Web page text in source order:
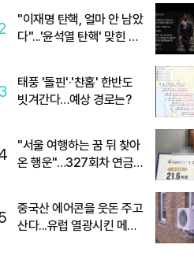
"이재명 탄핵, 얼마 안 남았
다"...'윤석열 탄핵' 맞힌 무
태풍 '돌핀'·'찬홈' 한반도
빗겨간다…예상 경로는?
"서울 여행하는 꿈 뒤 찾아
온 행운"…327회차 연금
중국산 에어콘을 웃돈 주고
산다...유럽 열광시킨 메이